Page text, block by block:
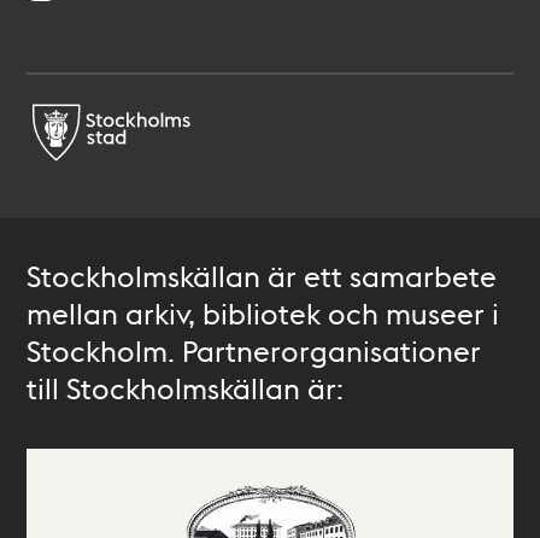
Stockholmskällan är ett samarbete
mellan arkiv, bibliotek och museer i
Stockholm. Partnerorganisationer
till Stockholmskällan är: